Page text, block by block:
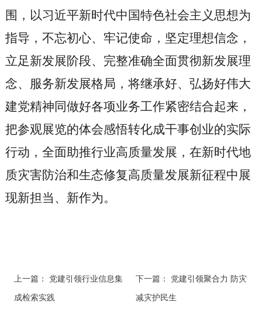
围，以习近平新时代中国特色社会主义思想为
指导，不忘初心、牢记使命，坚定理想信念，
立足新发展阶段、完整准确全面贯彻新发展理
念、服务新发展格局，将继承好、弘扬好伟大
建党精神同做好各项业务工作紧密结合起来，
把参观展览的体会感悟转化成干事创业的实际
行动，全面助推行业高质量发展，在新时代地
质灾害防治和生态修复高质量发展新征程中展
现新担当、新作为。
上一篇：
党建引领行业信息集
成检索实践
下一篇：
党建引领聚合力 防灾
减灾护民生